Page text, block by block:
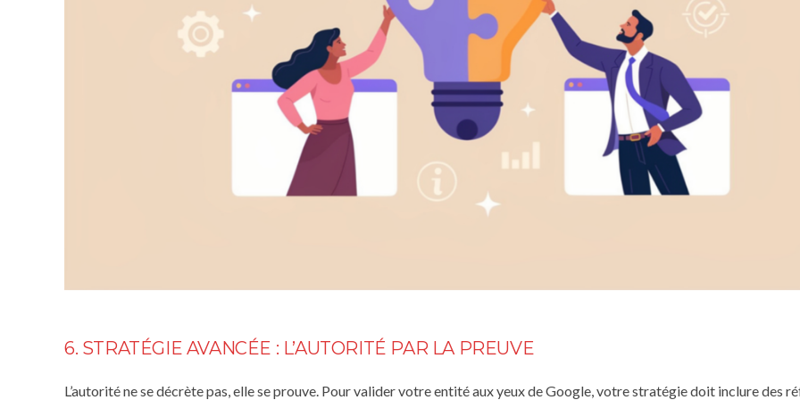
6. STRATÉGIE AVANCÉE : L’AUTORITÉ PAR LA PREUVE
L’autorité ne se décrète pas, elle se prouve. Pour valider votre entité aux yeux de Google, votre stratégie doit inclure des